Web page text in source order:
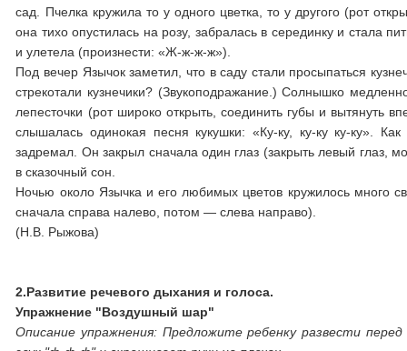
сад. Пчелка кружила то у одного цвет­ка, то у другого (рот
она тихо опустилась на розу, за­бралась в серединку и стала
и улетела (произнести: «Ж-ж-ж-ж»).
Под вечер Язычок заметил, что в саду стали просыпаться
стрекотали кузнечики? (Звукоподража­ние.) Солнышко
лепесточ­ки (рот широко открыть, соединить губы и вытянуть
слыша­лась одинокая песня кукушки: «Ку-ку, ку-ку ку-ку».
задремал. Он закрыл сначала один глаз (закрыть левый глаз,
в сказочный сон.
Ночью около Язычка и его люби­мых цветов кружилось много
сначала справа налево, потом — сле­ва направо).
(Н.В. Рыжова)
2.Развитие речевого дыхания и голоса.
Упражнение "Воздушный шар"
Описание упражнения: Предложите ребенку развести